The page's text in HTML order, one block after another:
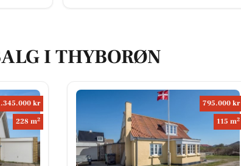
I THYBORØN
kr
228 m2
795.000 kr
115 m2